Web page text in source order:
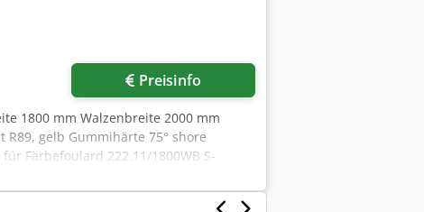
Preisinfo
1800 mm Walzenbreite 2000 mm
gelb Gummihärte 75° shore
Färbefoulard 222.11/1800WB S-
Einzelpreis: € 8.500,-